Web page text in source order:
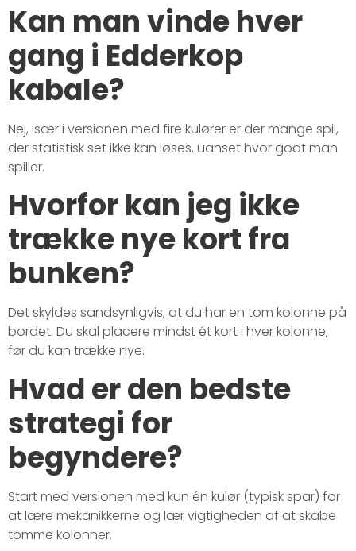
Kan man vinde hver
gang i Edderkop
kabale?
Nej, især i versionen med fire kulører er der mange spil,
der statistisk set ikke kan løses, uanset hvor godt man
spiller.
Hvorfor kan jeg ikke
trække nye kort fra
bunken?
Det skyldes sandsynligvis, at du har en tom kolonne på
bordet. Du skal placere mindst ét kort i hver kolonne,
før du kan trække nye.
Hvad er den bedste
strategi for
begyndere?
Start med versionen med kun én kulør (typisk spar) for
at lære mekanikkerne og lær vigtigheden af at skabe
tomme kolonner.